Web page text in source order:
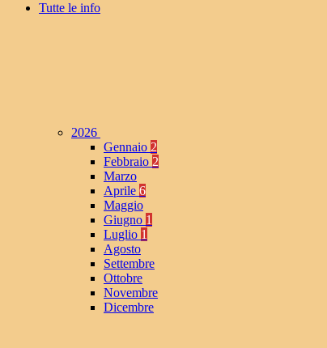
Tutte le info
2026
Gennaio 2
Febbraio 2
Marzo
Aprile 6
Maggio
Giugno 1
Luglio 1
Agosto
Settembre
Ottobre
Novembre
Dicembre